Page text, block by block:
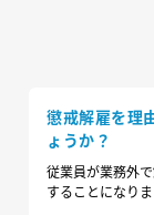
懲戒解雇を理
ょうか？
従業員が業務外
することになり